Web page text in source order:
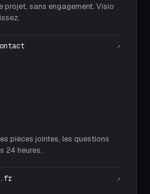
projet, sans engagement. Visio
↗
pièces jointes, les questions
24 heures.
↗